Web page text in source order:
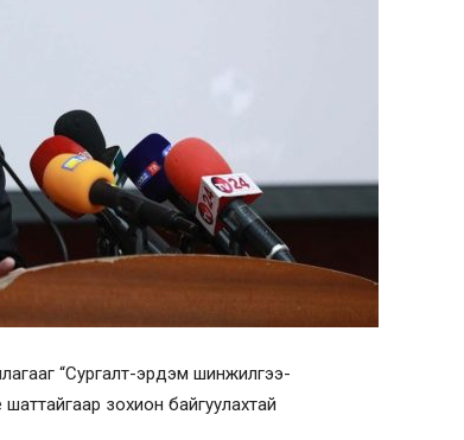
“Сургалт-эрдэм шинжилгээ-
зохион байгуулахтай